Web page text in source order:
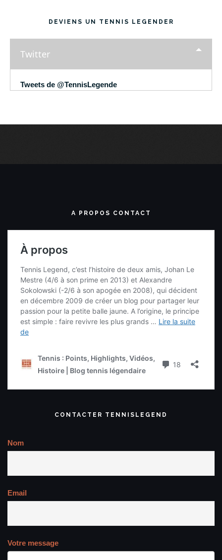
DEVIENS UN TENNIS LEGENDER
Twitter
Tweets de @TennisLegende
A PROPOS CONTACT
CONTACTER TENNISLEGEND
Nom
Email
Votre message